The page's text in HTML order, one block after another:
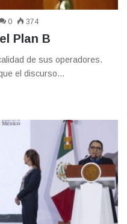
0 374
Plan B
de sus operadores.
el discurso…